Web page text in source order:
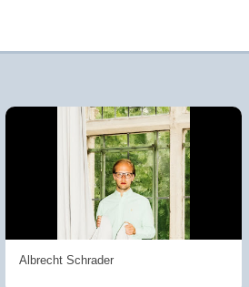
Albrecht Schrader